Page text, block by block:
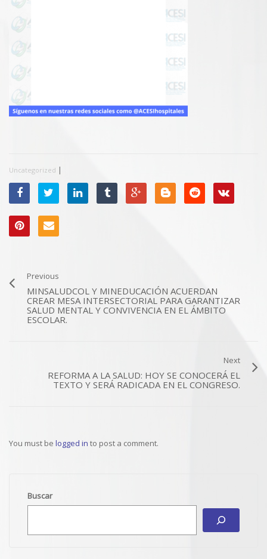
Uncategorized |
Previous
MINSALUDCOL Y MINEDUCACIÓN ACUERDAN
CREAR MESA INTERSECTORIAL PARA GARANTIZAR
SALUD MENTAL Y CONVIVENCIA EN EL ÁMBITO
ESCOLAR.
Next
REFORMA A LA SALUD: HOY SE CONOCERÁ EL
TEXTO Y SERÁ RADICADA EN EL CONGRESO.
You must be logged in to post a comment.
Buscar